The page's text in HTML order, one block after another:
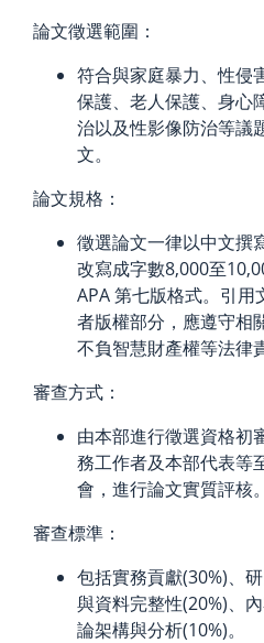
論文徵選範圍：
符合與家庭暴力、性侵
保護、老人保護、身心
治以及性影像防治等議
文。
論文規格：
徵選論文一律以中文撰
改寫成字數8,000至
APA 第七版格式。引
者版權部分，應遵守相
不負智慧財產權等法律
審查方式：
由本部進行徵選資格初
務工作者及本部代表等
會，進行論文實質評核。
審查標準：
包括實務貢獻(30%)、
與資料完整性(20%)、
論架構與分析(10%)。